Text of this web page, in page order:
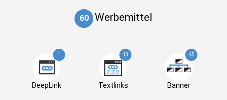
60 Werbemittel
1
DeepLink
13
Textlinks
45
Banner